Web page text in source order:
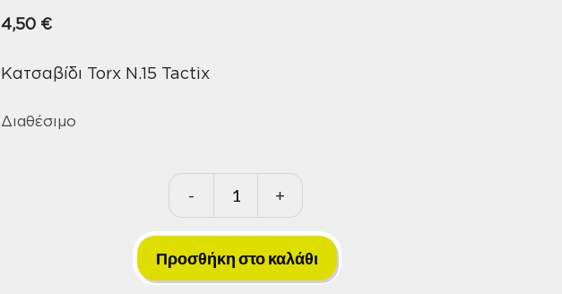
4,50 €
Κατσαβίδι Torx N.15 Tactix
Διαθέσιμο
-
Κατσαβίδι
Torx
N.15
Tactix
+
Προσθήκη στο καλάθι